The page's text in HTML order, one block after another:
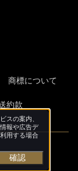
商標について
約款
スの案内、
報や広告デ
用する場合
確認